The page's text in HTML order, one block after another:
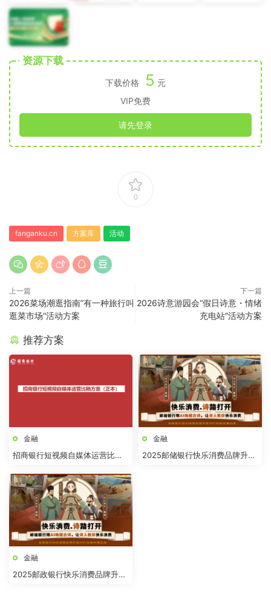
资源下载
下载价格 5 元
VIP免费
请先登录
0
fanganku.cn 方案库 活动
上一篇
2026菜场潮逛指南”有一种旅行叫
逛菜市场“活动方案
下一篇
2026诗意游园会“假日诗意・情绪
充电站”活动方案
推荐方案
金融
招商银行短视频自媒体运营比稿
金融
2025邮储银行快乐消费品牌升级
金融
2025邮政银行快乐消费品牌升级